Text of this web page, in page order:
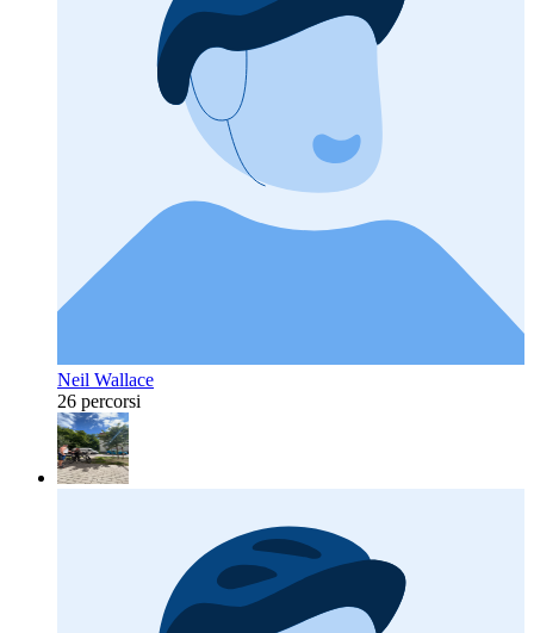
Neil Wallace
26 percorsi